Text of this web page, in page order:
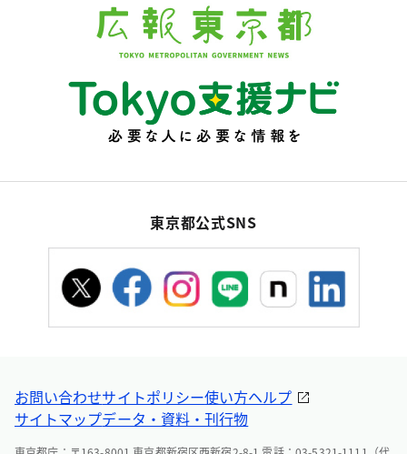
東京都公式SNS
お問い合わせサイトポリシー使い方ヘルプ
サイトマップデータ・資料・刊行物